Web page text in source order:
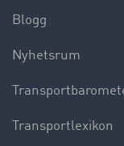
Blogg
Nyhetsrum
Transportlexikon